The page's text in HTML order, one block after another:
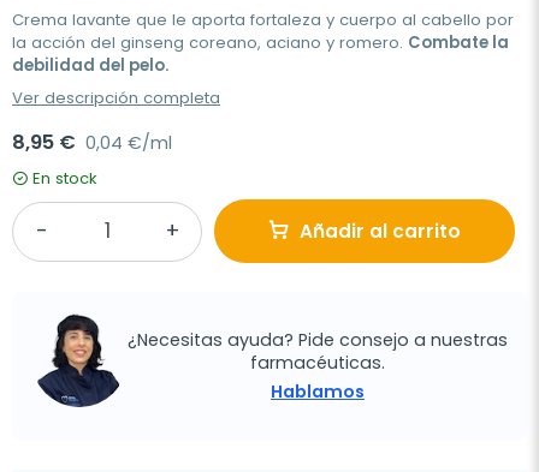
Crema lavante que le aporta fortaleza y cuerpo al cabello por
la acción del ginseng coreano, aciano y romero. Combate la
debilidad del pelo.
Ver descripción completa
8,95 € 0,04 €/ml
En stock
Añadir al carrito
¿Necesitas ayuda? Pide consejo a nuestras
farmacéuticas.
Hablamos